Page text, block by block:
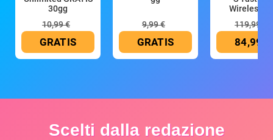
30gg
10,99 €
GRATIS
9,99 €
GRATIS
Wireless
119,99 €
84,99 €
Scelti dalla redazione